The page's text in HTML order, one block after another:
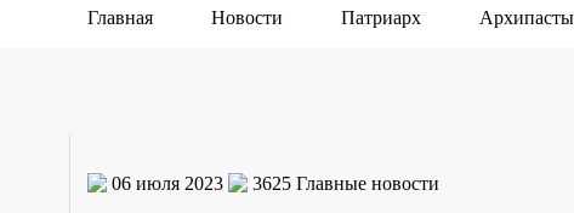
Главная Новости Патриарх
06 июля 2023 3625 Главные новости